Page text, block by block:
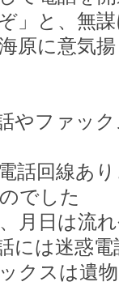
」と、無
原に意気
やファッ
話回線あ
でした
月日は流
には迷惑
クスは遺